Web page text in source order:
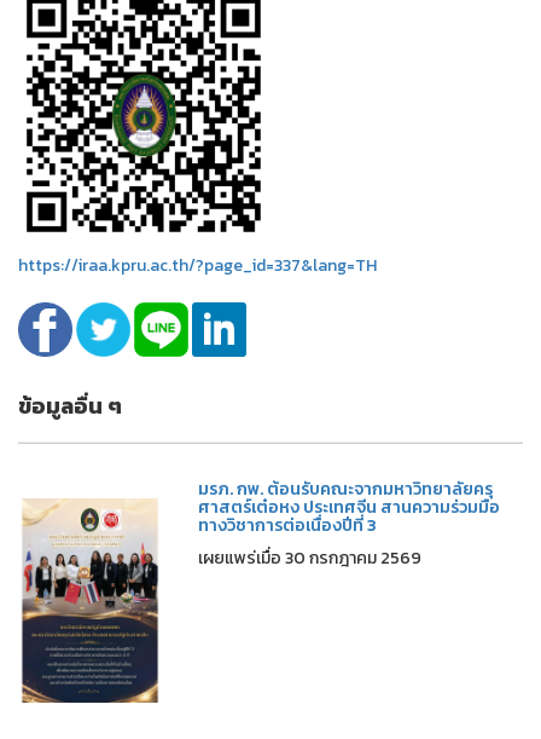
https://iraa.kpru.ac.th/?page_id=337&lang=TH
ข้อมูลอื่น ๆ
มรภ. กพ. ต้อนรับคณะจากมหาวิทยาลัยครุ
ศาสตร์เต๋อหง ประเทศจีน สานความร่วมมือ
ทางวิชาการต่อเนื่องปีที่ 3
เผยแพร่เมื่อ 30 กรกฎาคม 2569